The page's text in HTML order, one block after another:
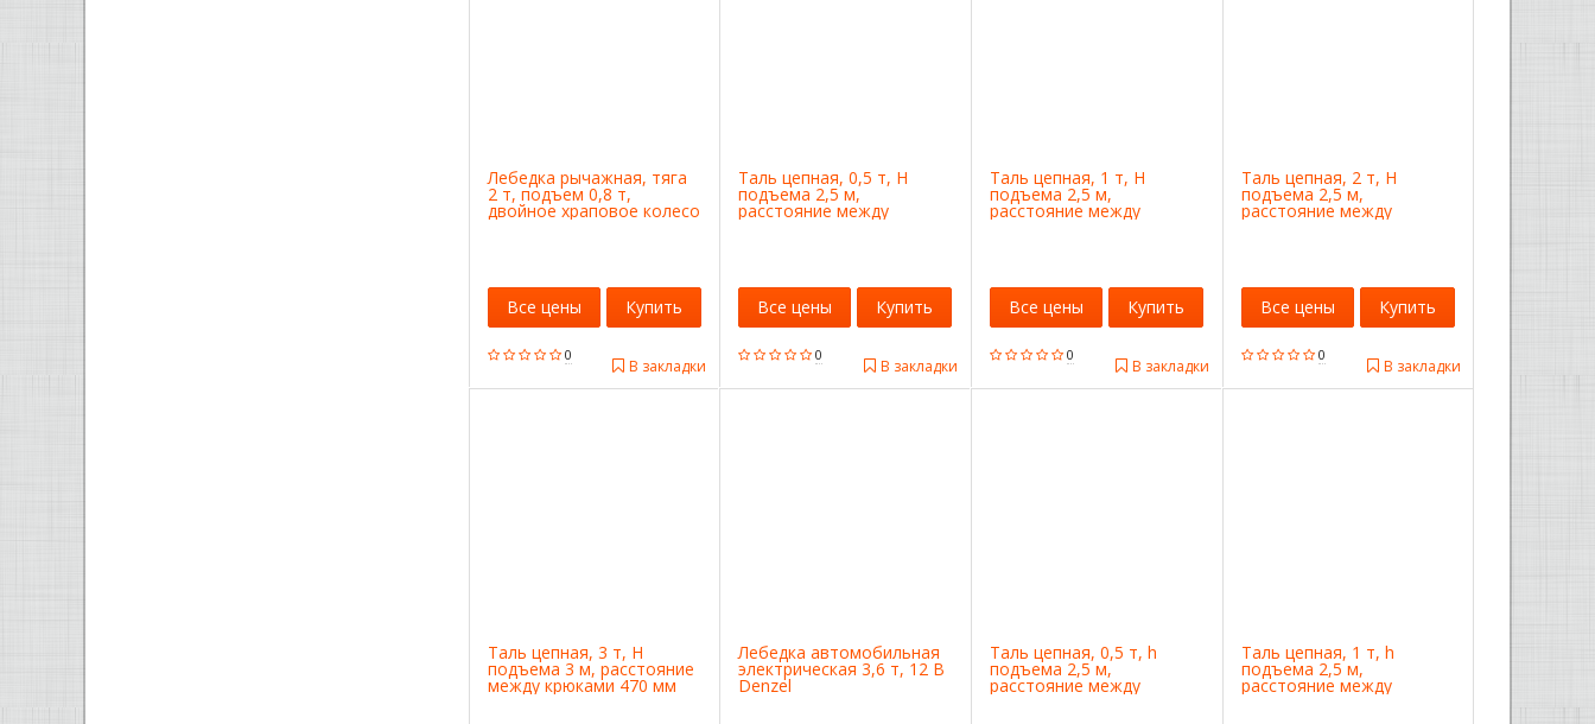
Лебедка рычажная, тяга
2 т, подъем 0,8 т,
двойное храповое колесо
Matrix
0
В закладки
Все цены Купить
Таль цепная, 0,5 т, H
подъема 2,5 м,
расстояние между
крюками 240 мм Sparta
0
В закладки
Все цены Купить
Таль цепная, 1 т, H
подъема 2,5 м,
расстояние между
крюками 300 мм Sparta
0
В закладки
Все цены Купить
Таль цепная, 2 т, H
подъема 2,5 м,
расстояние между
крюками 380 мм Sparta
0
В закладки
Все цены Купить
Таль цепная, 3 т, H
подъема 3 м, расстояние
между крюками 470 мм
Sparta
Лебедка автомобильная
электрическая 3,6 т, 12 В
Denzel
Таль цепная, 0,5 т, h
подъема 2,5 м,
расстояние между
крюками 350 мм Stels
Таль цепная, 1 т, h
подъема 2,5 м,
расстояние между
крюками 350 мм Stels